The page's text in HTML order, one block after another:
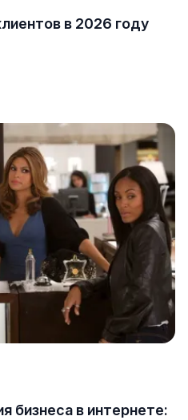
в 2026 году
бизнеса в интернете: